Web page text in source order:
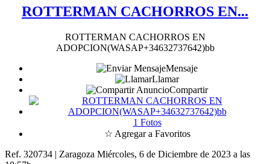
ROTTERMAN CACHORROS EN...
ROTTERMAN CACHORROS EN
ADOPCION(WASAP+34632737642)bb
Mensaje
Llamar
Compartir
1 Fotos
☆ Agregar a Favoritos
Ref. 320734 | Zaragoza Miércoles, 6 de Diciembre de 2023 a las